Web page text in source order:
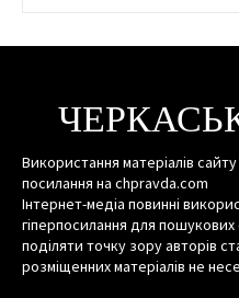
Використання матеріалів
посилання на chpravda.com
Інтернет-медіа повинні
гіперпосилання для
поділяти точку зору авторів
розміщенних матеріалів не